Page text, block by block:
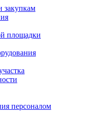
закупкам
площадки
персоналом